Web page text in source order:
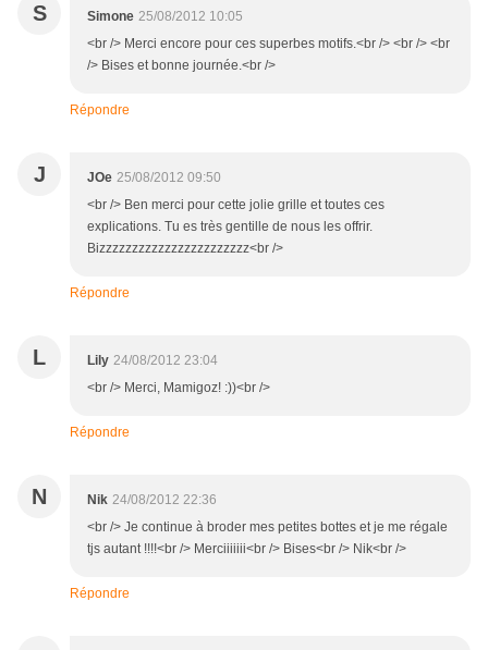
S Simone 25/08/2012 10:05
<br /> Merci encore pour ces superbes motifs.<br /> <br /> <br
/> Bises et bonne journée.<br />
Répondre
J JOe 25/08/2012 09:50
<br /> Ben merci pour cette jolie grille et toutes ces
explications. Tu es très gentille de nous les offrir.
Bizzzzzzzzzzzzzzzzzzzzzzz<br />
Répondre
L Lily 24/08/2012 23:04
<br /> Merci, Mamigoz! :))<br />
Répondre
N Nik 24/08/2012 22:36
<br /> Je continue à broder mes petites bottes et je me régale
tjs autant !!!!<br /> Merciiiiiii<br /> Bises<br /> Nik<br />
Répondre